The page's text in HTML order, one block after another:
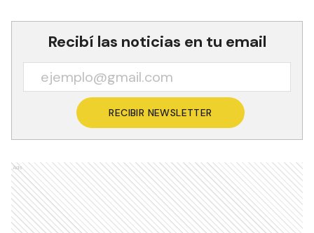
Recibí las noticias en tu email
RECIBIR NEWSLETTER
Ads